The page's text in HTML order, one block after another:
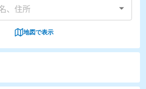
地図で表示